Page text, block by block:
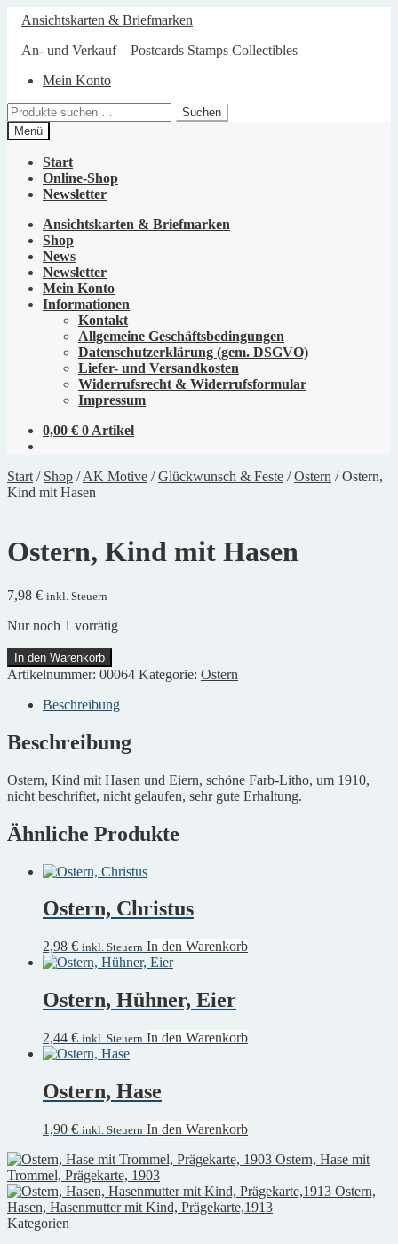
Zur
Navigation
springen
Zum
Inhalt
springen
Ansichtskarten & Briefmarken
An- und Verkauf – Postcards Stamps Collectibles
Mein Konto
Suchen
nach:
Suchen
Menü
Start
Online-Shop
Newsletter
Ansichtskarten & Briefmarken
Shop
News
Newsletter
Mein Konto
Informationen
Kontakt
Allgemeine Geschäftsbedingungen
Datenschutzerklärung (gem. DSGVO)
Liefer- und Versandkosten
Widerrufsrecht & Widerrufsformular
Impressum
0,00 € 0 Artikel
Start / Shop /AK Motive /Glückwunsch & Feste /Ostern /Ostern,
Kind mit Hasen
Ostern, Kind mit Hasen
7,98 € inkl. Steuern
Nur noch 1 vorrätig
Ostern,
Kind
Hasen
In den Warenkorb
Artikelnummer: 00064 Kategorie: Ostern
Beschreibung
Beschreibung
Ostern, Kind mit Hasen und Eiern, schöne Farb-Litho, um 1910,
nicht beschriftet, nicht gelaufen, sehr gute Erhaltung.
Ähnliche Produkte
Ostern, Christus
2,98 € inkl. Steuern In den Warenkorb
Ostern, Hühner, Eier
2,44 € inkl. Steuern In den Warenkorb
Ostern, Hase
1,90 € inkl. Steuern In den Warenkorb
Ostern, Hase mit
Trommel, Prägekarte, 1903
Ostern,
Hasen, Hasenmutter mit Kind, Prägekarte,1913
Kategorien